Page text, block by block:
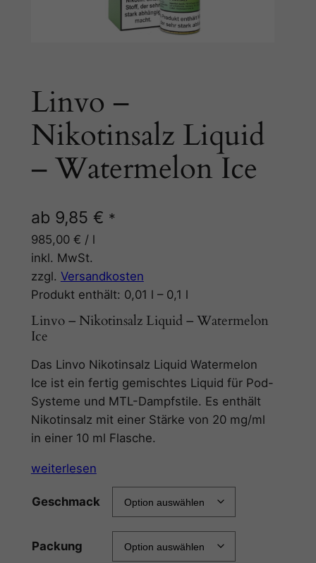
Linvo –
Nikotinsalz Liquid
– Watermelon Ice
ab 9,85 € *
985,00 € / l
inkl. MwSt.
zzgl. Versandkosten
Produkt enthält: 0,01 l – 0,1 l
Linvo – Nikotinsalz Liquid – Watermelon
Ice
Das Linvo Nikotinsalz Liquid Watermelon
Ice ist ein fertig gemischtes Liquid für Pod-
Systeme und MTL-Dampfstile. Es enthält
Nikotinsalz mit einer Stärke von 20 mg/ml
in einer 10 ml Flasche.
weiterlesen
Geschmack
Packung